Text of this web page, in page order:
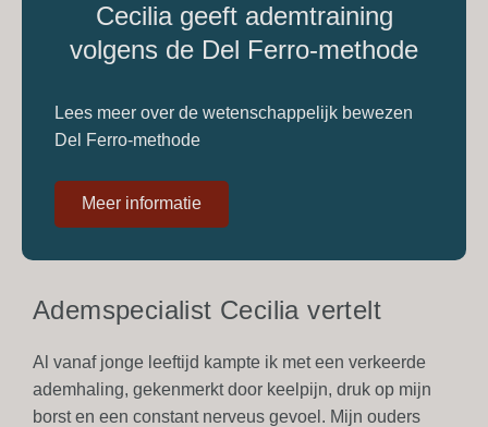
Cecilia geeft ademtraining
volgens de Del Ferro-methode
Lees meer over de wetenschappelijk bewezen
Del Ferro-methode
Meer informatie
Ademspecialist Cecilia vertelt
Al vanaf jonge leeftijd kampte ik met een verkeerde
ademhaling, gekenmerkt door keelpijn, druk op mijn
borst en een constant nerveus gevoel. Mijn ouders